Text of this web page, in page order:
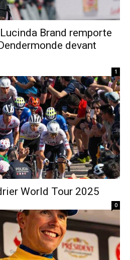
Brand remporte
devant
1
World Tour 2025
0